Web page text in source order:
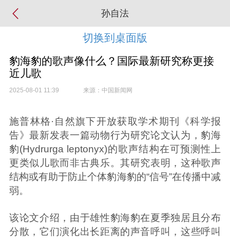
孙自法
切换到桌面版
豹海豹的歌声像什么？国际最新研究称更接
近儿歌
2025-08-01 11:39 来源：中国新闻网
施普林格·自然旗下开放获取学术期刊《科学报
告》最新发表一篇动物行为研究论文认为，豹海
豹(Hydrurga leptonyx)的歌声结构在可预测性上
更类似儿歌而非古典乐。其研究表明，这种歌声
结构或有助于防止个体豹海豹的“信号”在传播中减
弱。
该论文介绍，由于雄性豹海豹在夏季独居且分布
分散，它们演化出长距离的声音呼叫，这些呼叫